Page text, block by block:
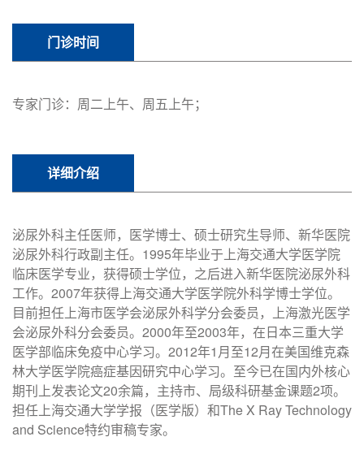
门诊时间
专家门诊：周二上午、周五上午；
详细介绍
泌尿外科主任医师，医学博士、硕士研究生导师、新华医院
泌尿外科行政副主任。1995年毕业于上海交通大学医学院
临床医学专业，获得硕士学位，之后进入新华医院泌尿外科
工作。2007年获得上海交通大学医学院外科学博士学位。
目前担任上海市医学会泌尿外科学分会委员，上海激光医学
会泌尿外科分会委员。2000年至2003年，在日本三重大学
医学部临床免疫中心学习。2012年1月至12月在美国维克森
林大学医学院癌症基因研究中心学习。至今已在国内外核心
期刊上发表论文20余篇，主持市、局级科研基金课题2项。
担任上海交通大学学报（医学版）和The X Ray Technology
and Science特约审稿专家。